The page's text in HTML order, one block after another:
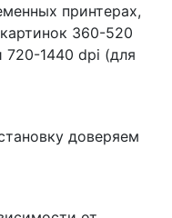
принтерах,
360-520
720-1440 dpi (для
доверяем